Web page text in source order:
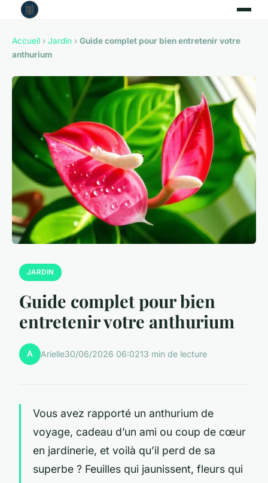
Accueil › Jardin › Guide complet pour bien entretenir votre
anthurium
JARDIN
Guide complet pour bien
entretenir votre anthurium
A Arielle30/06/2026 06:0213 min de lecture
Vous avez rapporté un anthurium de
voyage, cadeau d’un ami ou coup de cœur
en jardinerie, et voilà qu’il perd de sa
superbe ? Feuilles qui jaunissent, fleurs qui